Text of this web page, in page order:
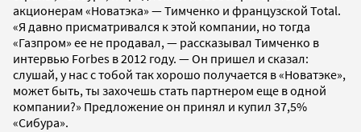
акционерам «Новатэка» — Тимченко и французской Total.
«Я давно присматривался к этой компании, но тогда
«Газпром» ее не продавал, — рассказывал Тимченко в
интервью Forbes в 2012 году. — Он пришел и сказал:
слушай, у нас с тобой так хорошо получается в «Новатэке»,
может быть, ты захочешь стать партнером еще в одной
компании?» Предложение он принял и купил 37,5%
«Сибура».